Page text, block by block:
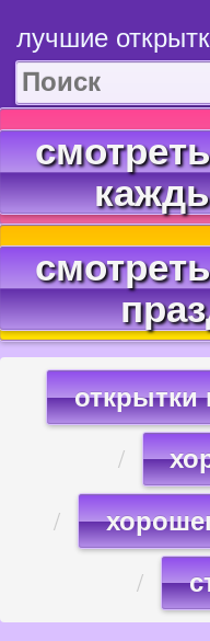
лучшие
открытки